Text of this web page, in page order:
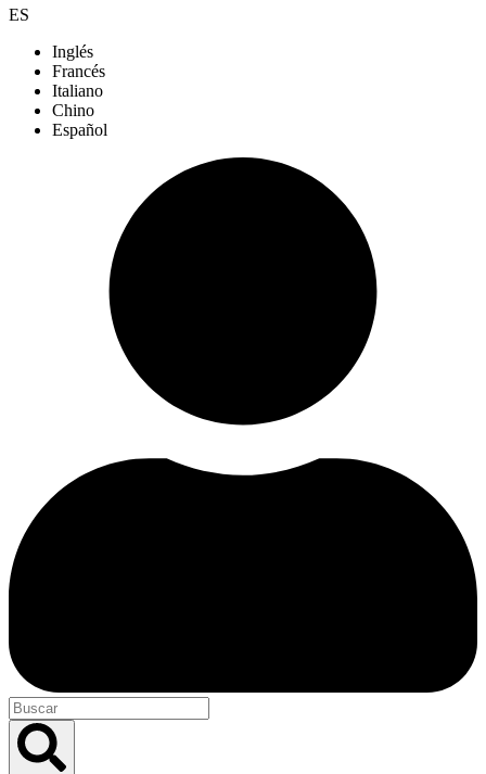
ES
Inglés
Francés
Italiano
Chino
Español